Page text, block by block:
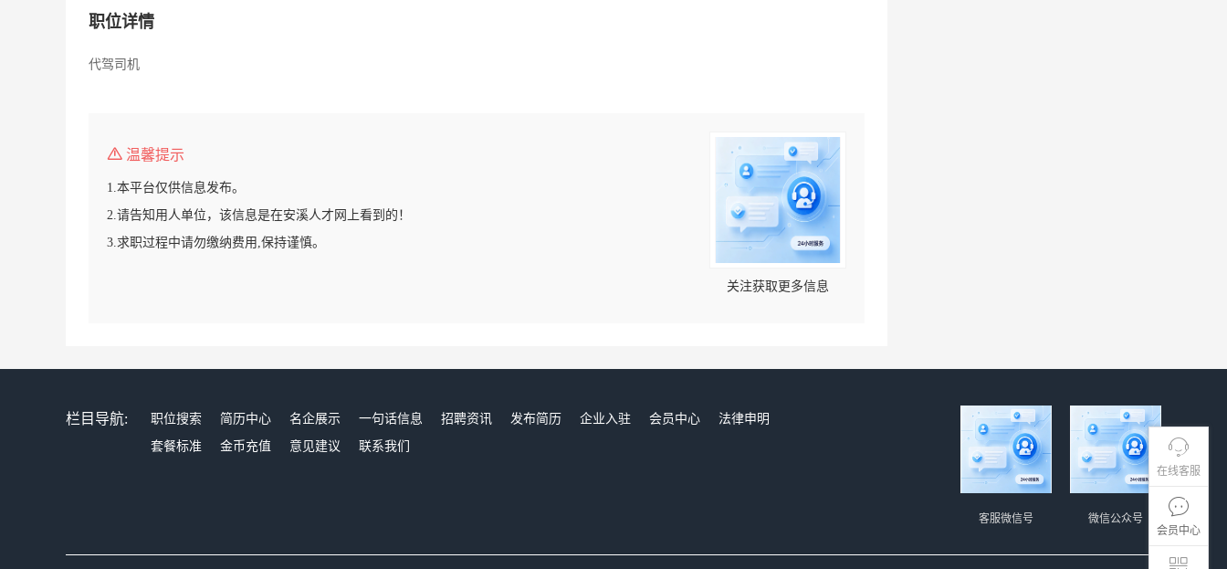
在线客服
会员中心
职位详情
代驾司机
温馨提示
1.本平台仅供信息发布。
2.请告知用人单位，该信息是在安溪人才网上看到的！
3.求职过程中请勿缴纳费用,保持谨慎。
关注获取更多信息
栏目导航: 职位搜索 简历中心 名企展示 一句话信息 招聘资讯 发布简历 企业入驻 会员中心
法律申明
套餐标准
金币充值 意见建议 联系我们
微信公众号
客服微信号